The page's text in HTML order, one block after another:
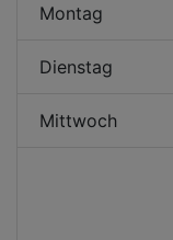
Montag
Dienstag
Mittwoch